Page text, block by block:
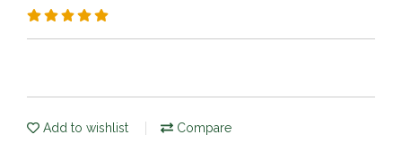
Add to wishlist Compare